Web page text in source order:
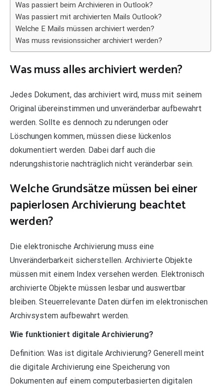
Was passiert beim Archivieren in Outlook?
Was passiert mit archivierten Mails Outlook?
Welche E Mails müssen archiviert werden?
Was muss revisionssicher archiviert werden?
Was muss alles archiviert werden?
Jedes Dokument, das archiviert wird, muss mit seinem
Original übereinstimmen und unveränderbar aufbewahrt
werden. Sollte es dennoch zu nderungen oder
Löschungen kommen, müssen diese lückenlos
dokumentiert werden. Dabei darf auch die
nderungshistorie nachträglich nicht veränderbar sein.
Welche Grundsätze müssen bei einer
papierlosen Archivierung beachtet
werden?
Die elektronische Archivierung muss eine
Unveränderbarkeit sicherstellen. Archivierte Objekte
müssen mit einem Index versehen werden. Elektronisch
archivierte Objekte müssen lesbar und auswertbar
bleiben. Steuerrelevante Daten dürfen im elektronischen
Archivsystem aufbewahrt werden.
Wie funktioniert digitale Archivierung?
Definition: Was ist digitale Archivierung? Generell meint
die digitale Archivierung eine Speicherung von
Dokumenten auf einem computerbasierten digitalen